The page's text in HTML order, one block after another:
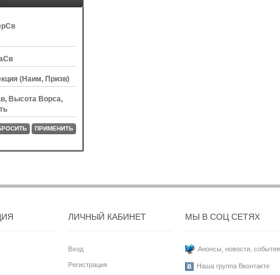
(Наим, Призв)
Высота Ворса,
ПРИМЕНИТЬ
ЛИЧНЫЙ КАБИНЕТ
Вход
Регистрация
МЫ В СОЦ СЕТЯХ
Анонсы, новости, события
Наша группа Вконтакте